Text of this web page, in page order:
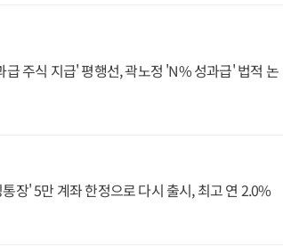
급 주식 지급' 평행선, 곽노정 'N% 성과급' 법적 논
장' 5만 계좌 한정으로 다시 출시, 최고 연 2.0%